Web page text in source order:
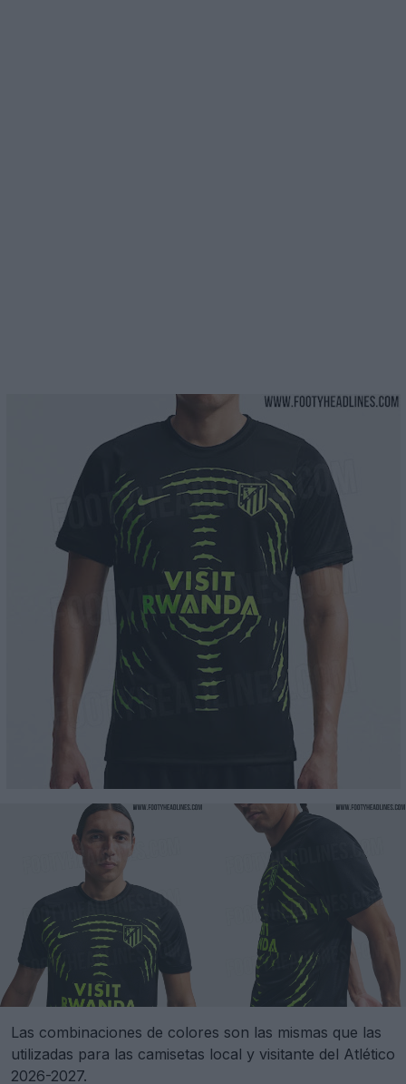
Las combinaciones de colores son las mismas que las
utilizadas para las camisetas local y visitante del Atlético
2026-2027.